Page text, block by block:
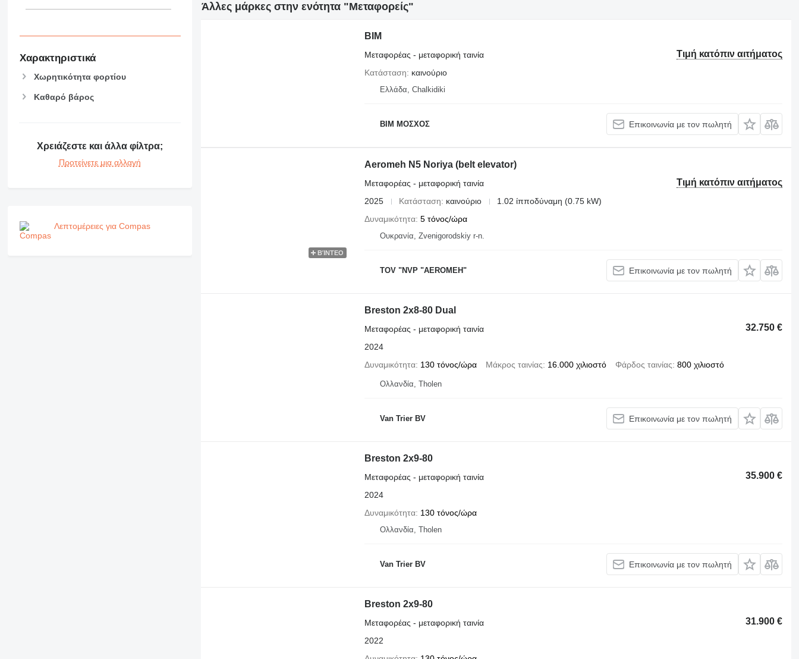
Χαρακτηριστικά
Χωρητικότητα φορτίου
Καθαρό βάρος
Χρειάζεστε και άλλα φίλτρα;
Προτείνετε μια αλλαγή
Λεπτομέρειες για Compas
Άλλες μάρκες στην ενότητα "Μεταφορείς"
ΒΙΜ
Τιμή κατόπιν αιτήματος
Μεταφορέας - μεταφορική ταινία
Κατάσταση
καινούριο
Ελλάδα, Chalkidiki
ΒΙΜ ΜΟΣΧΟΣ Επικοινωνία με τον πωλητή
ΒΊΝΤΕΟ
Aeromeh N5 Noriya (belt elevator)
Τιμή κατόπιν αιτήματος
Μεταφορέας - μεταφορική ταινία
2025
Κατάσταση καινούριο
1.02 ίπποδύναμη (0.75 kW)
Δυναμικότητα 5 τόνος/ώρα
Ουκρανία, Zvenigorodskiy r-n.
TOV "NVP "AEROMEH" Επικοινωνία με τον πωλητή
Breston 2x8-80 Dual
32.750 €
Μεταφορέας - μεταφορική ταινία
2024
Δυναμικότητα 130 τόνος/ώρα Μάκρος ταινίας 16.000 χιλιοστό Φάρδος ταινίας 800 χιλιοστό
Ολλανδία, Tholen
Van Trier BV Επικοινωνία με τον πωλητή
Breston 2x9-80
35.900 €
Μεταφορέας - μεταφορική ταινία
2024
Δυναμικότητα 130 τόνος/ώρα
Ολλανδία, Tholen
Van Trier BV Επικοινωνία με τον πωλητή
Breston 2x9-80
31.900 €
Μεταφορέας - μεταφορική ταινία
2022